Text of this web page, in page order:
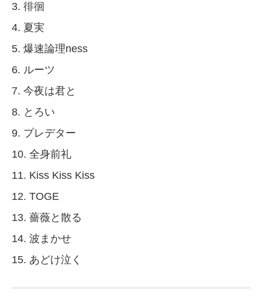
3. 徘徊
4. 夏実
5. 爆速論理ness
6. ルーツ
7. 今夜は君と
8. とろい
9. プレデター
10. 全身前礼
11. Kiss Kiss Kiss
12. TOGE
13. 薔薇と散る
14. 波まかせ
15. あどけ泣く